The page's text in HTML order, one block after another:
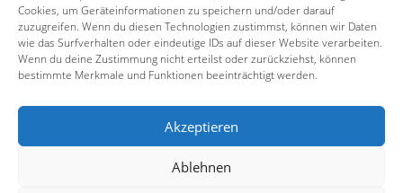
Cookies, um Geräteinformationen zu speichern und/oder darauf
zuzugreifen. Wenn du diesen Technologien zustimmst, können wir Daten
wie das Surfverhalten oder eindeutige IDs auf dieser Website verarbeiten.
Wenn du deine Zustimmung nicht erteilst oder zurückziehst, können
bestimmte Merkmale und Funktionen beeinträchtigt werden.
Akzeptieren
Ablehnen
Newsletter Weihnachten 2025
Kontakt
Impressum / Datenschutz